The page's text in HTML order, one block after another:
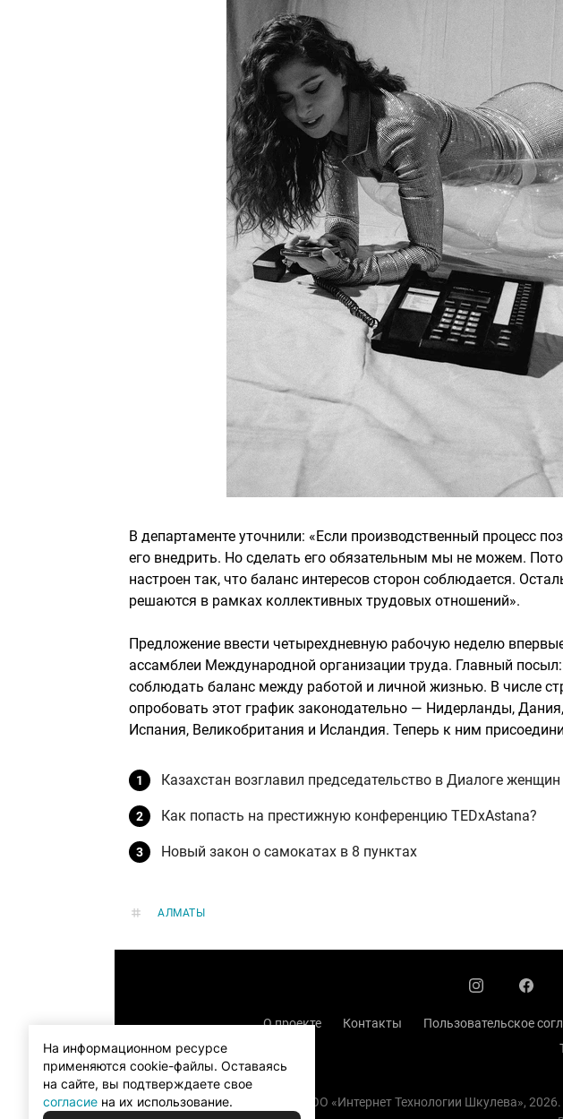
В департаменте уточнили: «Если производственный процесс
его внедрить. Но сделать его обязательным мы не можем.
настроен так, что баланс интересов сторон соблюдается.
решаются в рамках коллективных трудовых отношений».
Предложение ввести четырехдневную рабочую неделю
ассамблеи Международной организации труда. Главный
соблюдать баланс между работой и личной жизнью. В числе
опробовать этот график законодательно — Нидерланды,
Испания, Великобритания и Исландия. Теперь к ним
Казахстан возглавил председательство в Диалоге
Как попасть на престижную конференцию TEDxAstana?
Новый закон о самокатах в 8 пунктах
АЛМАТЫ
О проекте Контакты Пользовательское
Copyright (с) TOO «Интернет Технологии Шкулева»,
На информационном ресурсе
применяются cookie-файлы. Оставаясь
на сайте, вы подтверждаете свое
согласие на их использование.